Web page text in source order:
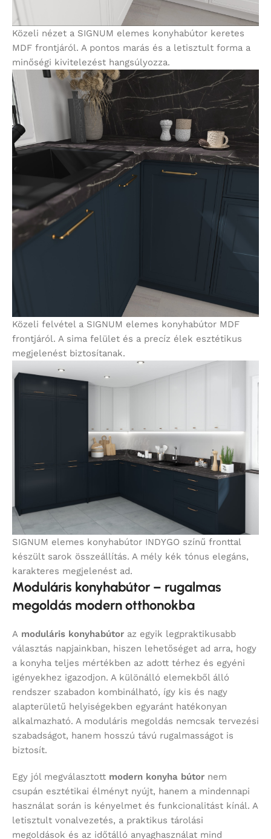
Közeli nézet a SIGNUM elemes konyhabútor keretes
MDF frontjáról. A pontos marás és a letisztult forma a
minőségi kivitelezést hangsúlyozza.
Közeli felvétel a SIGNUM elemes konyhabútor MDF
frontjáról. A sima felület és a precíz élek esztétikus
megjelenést biztosítanak.
SIGNUM elemes konyhabútor INDYGO színű fronttal
készült sarok összeállítás. A mély kék tónus elegáns,
karakteres megjelenést ad.
Moduláris konyhabútor – rugalmas
megoldás modern otthonokba
A moduláris konyhabútor az egyik legpraktikusabb
választás napjainkban, hiszen lehetőséget ad arra, hogy
a konyha teljes mértékben az adott térhez és egyéni
igényekhez igazodjon. A különálló elemekből álló
rendszer szabadon kombinálható, így kis és nagy
alapterületű helyiségekben egyaránt hatékonyan
alkalmazható. A moduláris megoldás nemcsak tervezési
szabadságot, hanem hosszú távú rugalmasságot is
biztosít.
Egy jól megválasztott modern konyha bútor nem
csupán esztétikai élményt nyújt, hanem a mindennapi
használat során is kényelmet és funkcionalitást kínál. A
letisztult vonalvezetés, a praktikus tárolási
megoldások és az időtálló anyaghasználat mind